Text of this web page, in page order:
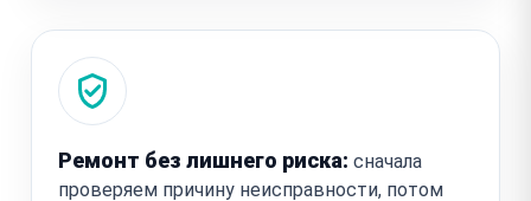
Ремонт без лишнего риска: сначала
проверяем причину неисправности, потом